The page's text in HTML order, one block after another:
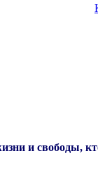
и свободы,